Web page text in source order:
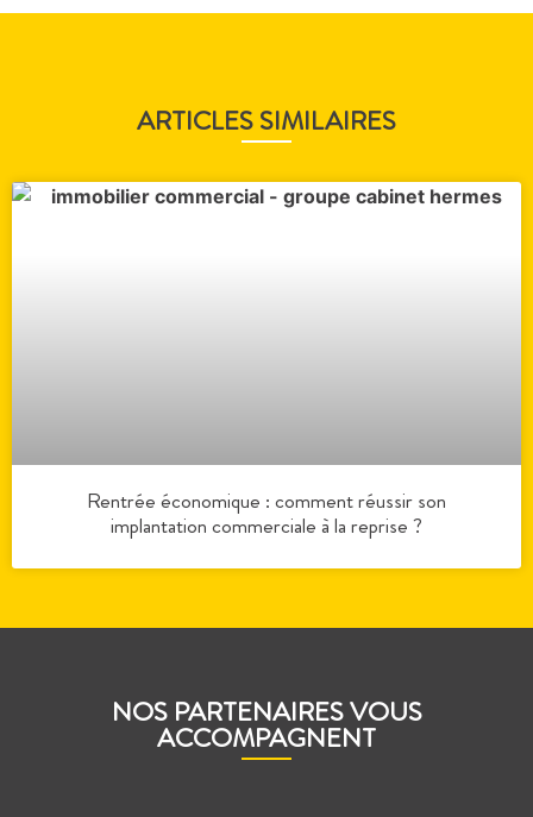
Rentrée économique : comment réussir son
implantation commerciale à la reprise ?
ARTICLES SIMILAIRES
NOS PARTENAIRES VOUS
ACCOMPAGNENT